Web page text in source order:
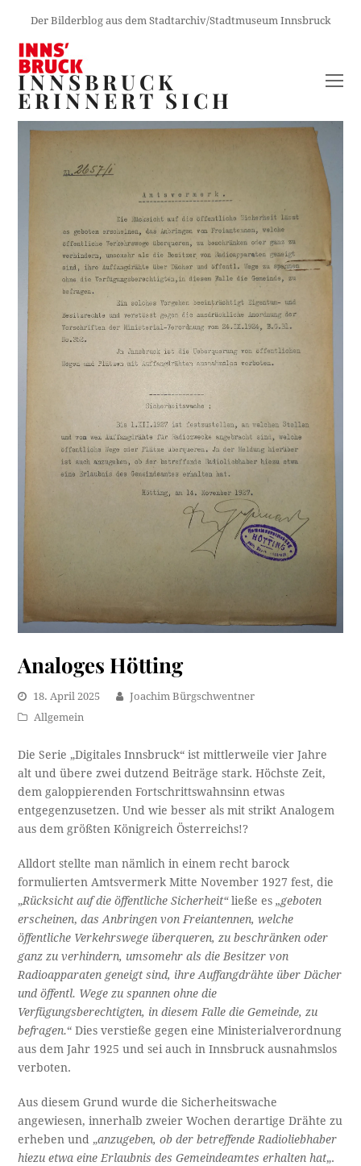
Der Bilderblog aus dem Stadtarchiv/Stadtmuseum Innsbruck
INNSBRUCK
ERINNERT SICH
Analoges Hötting
18. April 2025
Joachim Bürgschwentner
Allgemein
Die Serie „Digitales Innsbruck“ ist mittlerweile vier Jahre
alt und übere zwei dutzend Beiträge stark. Höchste Zeit,
dem galoppierenden Fortschrittswahnsinn etwas
entgegenzusetzen. Und wie besser als mit strikt Analogem
aus dem größten Königreich Österreichs!?
Alldort stellte man nämlich in einem recht barock
formulierten Amtsvermerk Mitte November 1927 fest, die
„Rücksicht auf die öffentliche Sicherheit“ließe es „geboten
erscheinen,das Anbringen von Freiantennen, welche
öffentliche Verkehrswege überqueren, zu beschränken oder
ganz zu verhindern, umsomehr als die Besitzer von
Radioapparaten geneigt sind, ihre Auffangdrähte über Dächer
und öffentl. Wege zu spannen ohne die
Verfügungsberechtigten, in diesem Falle die Gemeinde, zu
befragen.“ Dies verstieße gegen eine Ministerialverordnung
aus dem Jahr 1925 und sei auch in Innsbruck ausnahmslos
verboten.
Aus diesem Grund wurde die Sicherheitswache
angewiesen, innerhalb zweier Wochen derartige Drähte zu
erheben und „anzugeben, ob der betreffende Radioliebhaber
hiezu etwa eine Erlaubnis des Gemeindeamtes erhalten hat„.